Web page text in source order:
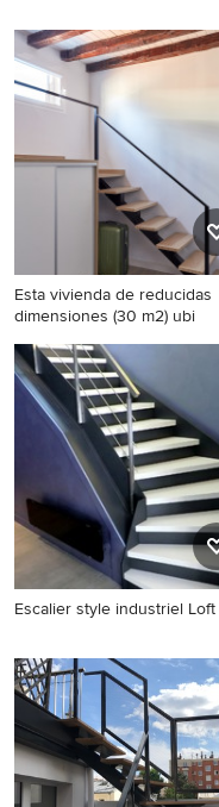
Esta vivienda de reducidas
dimensiones (30 m2) ubi
Escalier style industriel Loft